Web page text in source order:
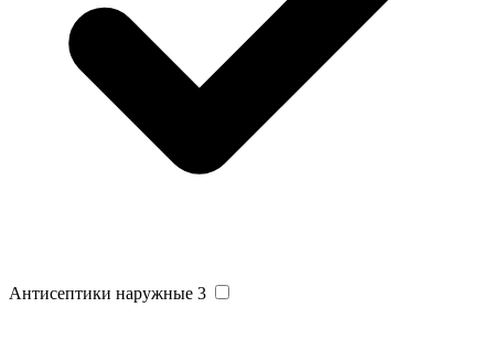
Антисептики наружные 3